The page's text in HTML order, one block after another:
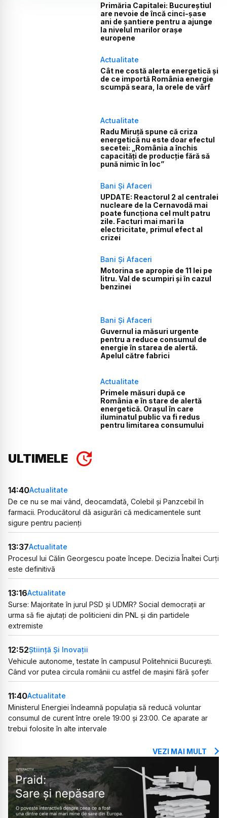
Primăria Capitalei: Bucureștiul
are nevoie de încă cinci-șase
ani de șantiere pentru a ajunge
la nivelul marilor orașe
europene
Actualitate
Cât ne costă alerta energetică și
de ce importă România energie
scumpă seara, la orele de vârf
Actualitate
Radu Miruță spune că criza
energetică nu este doar efectul
secetei: „România a închis
capacități de producție fără să
pună nimic în loc”
Bani Și Afaceri
UPDATE: Reactorul 2 al centralei
nucleare de la Cernavodă mai
poate funcționa cel mult patru
zile. Facturi mai mari la
electricitate, primul efect al
crizei
Bani Și Afaceri
Motorina se apropie de 11 lei pe
litru. Val de scumpiri și în cazul
benzinei
Bani Și Afaceri
Guvernul ia măsuri urgente
pentru a reduce consumul de
energie în starea de alertă.
Apelul către fabrici
Actualitate
Primele măsuri după ce
România e în stare de alertă
energetică. Orașul în care
iluminatul public va fi redus
pentru limitarea consumului
ULTIMELE
14:40Actualitate
De ce nu se mai vând, deocamdată, Colebil și Panzcebil în
farmacii. Producătorul dă asigurări că medicamentele sunt
sigure pentru pacienți
13:37Actualitate
Procesul lui Călin Georgescu poate începe. Decizia Înaltei Curți
este definitivă
13:16Actualitate
Surse: Majoritate în jurul PSD și UDMR? Social democrații ar
urma să fie ajutați de politicieni din PNL și din partidele
extremiste
12:52Știință Și Inovații
Vehicule autonome, testate în campusul Politehnicii București.
Când vor putea circula românii cu astfel de mașini fără șofer
11:40Actualitate
Ministerul Energiei îndeamnă populația să reducă voluntar
consumul de curent între orele 19:00 și 23:00. Ce aparate ar
trebui folosite în alte intervale
VEZI MAI MULT